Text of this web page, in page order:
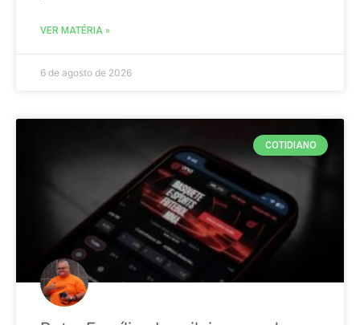
VER MATÉRIA »
6 de agosto de 2026
COTIDIANO